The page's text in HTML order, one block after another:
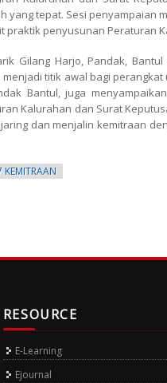
yang tepat. Sesi
penyusunan Peraturan
Gilang Harjo, Pandak,
titik awal bagi
Bantul, juga
Kalurahan dan Surat
dan menjalin kemitraan
KEMITRAAN
RESOURCE
E-Learning
Ejournal